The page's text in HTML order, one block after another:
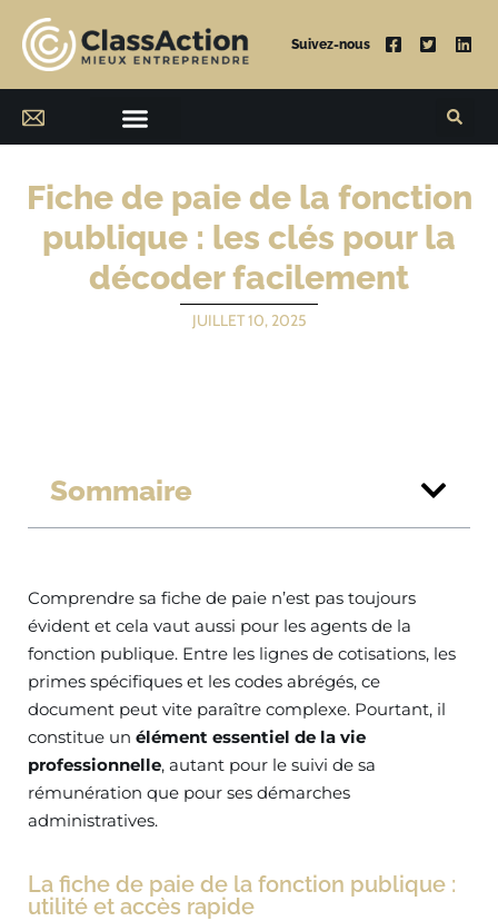
Suivez-nous
Fiche de paie de la fonction
publique : les clés pour la
décoder facilement
JUILLET 10, 2025
Sommaire
Comprendre sa fiche de paie n’est pas toujours
évident et cela vaut aussi pour les agents de la
fonction publique. Entre les lignes de cotisations, les
primes spécifiques et les codes abrégés, ce
document peut vite paraître complexe. Pourtant, il
constitue un élément essentiel de la vie
professionnelle, autant pour le suivi de sa
rémunération que pour ses démarches
administratives.
La fiche de paie de la fonction publique :
utilité et accès rapide